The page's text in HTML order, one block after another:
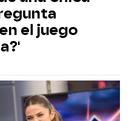
el juego